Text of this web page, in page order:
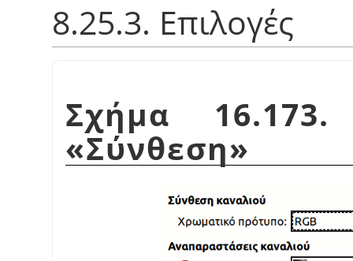
8.25.3. Επιλογές
Σχήμα 16.173.
«Σύνθεση»